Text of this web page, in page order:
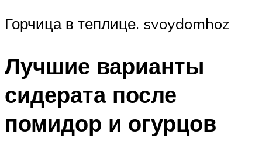
Горчица в теплице. svoydomhoz
Лучшие варианты
сидерата после
помидор и огурцов